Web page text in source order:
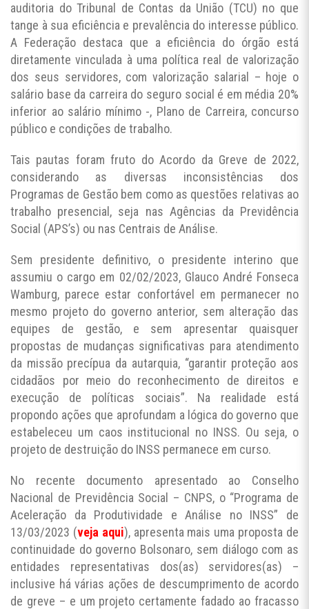
auditoria do Tribunal de Contas da União (TCU) no que
tange à sua eficiência e prevalência do interesse público.
A Federação destaca que a eficiência do órgão está
diretamente vinculada à uma política real de valorização
dos seus servidores, com valorização salarial – hoje o
salário base da carreira do seguro social é em média 20%
inferior ao salário mínimo -, Plano de Carreira, concurso
público e condições de trabalho.
Tais pautas foram fruto do Acordo da Greve de 2022,
considerando as diversas inconsistências dos
Programas de Gestão bem como as questões relativas ao
trabalho presencial, seja nas Agências da Previdência
Social (APS’s) ou nas Centrais de Análise.
Sem presidente definitivo, o presidente interino que
assumiu o cargo em 02/02/2023, Glauco André Fonseca
Wamburg, parece estar confortável em permanecer no
mesmo projeto do governo anterior, sem alteração das
equipes de gestão, e sem apresentar quaisquer
propostas de mudanças significativas para atendimento
da missão precípua da autarquia, “garantir proteção aos
cidadãos por meio do reconhecimento de direitos e
execução de políticas sociais”. Na realidade está
propondo ações que aprofundam a lógica do governo que
estabeleceu um caos institucional no INSS. Ou seja, o
projeto de destruição do INSS permanece em curso.
No recente documento apresentado ao Conselho
Nacional de Previdência Social – CNPS, o “Programa de
Aceleração da Produtividade e Análise no INSS” de
13/03/2023 (veja aqui), apresenta mais uma proposta de
continuidade do governo Bolsonaro, sem diálogo com as
entidades representativas dos(as) servidores(as) –
inclusive há várias ações de descumprimento de acordo
de greve – e um projeto certamente fadado ao fracasso